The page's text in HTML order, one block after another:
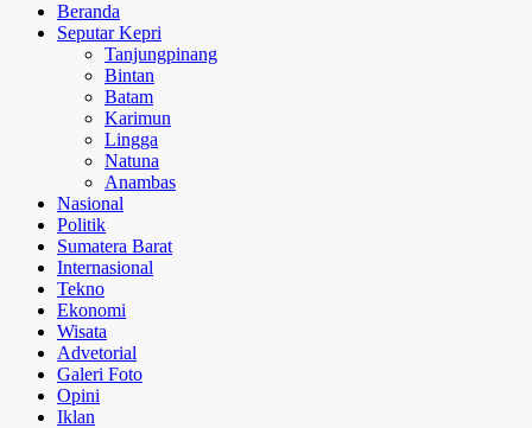
Beranda
Seputar Kepri
Tanjungpinang
Bintan
Batam
Karimun
Lingga
Natuna
Anambas
Nasional
Politik
Sumatera Barat
Internasional
Tekno
Ekonomi
Wisata
Advetorial
Galeri Foto
Opini
Iklan